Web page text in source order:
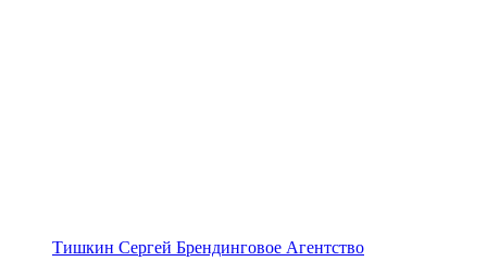
Тишкин Сергей Брендинговое Агентство